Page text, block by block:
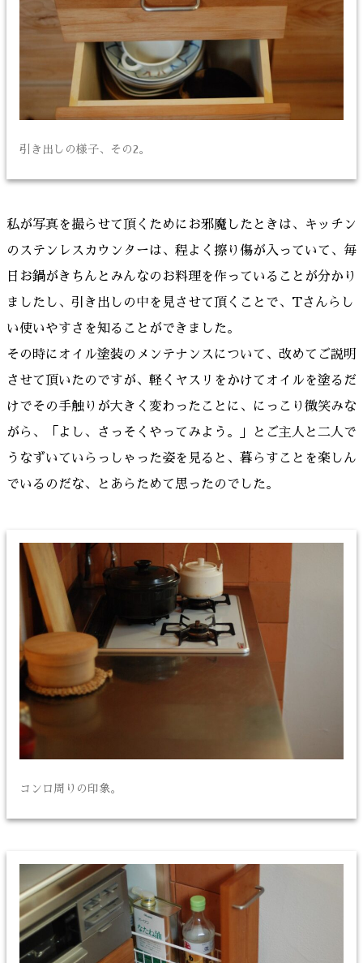
引き出しの様子、その2。
私が写真を撮らせて頂くためにお邪魔したときは、キッチン
のステンレスカウンターは、程よく擦り傷が入っていて、毎
日お鍋がきちんとみんなのお料理を作っていることが分かり
ましたし、引き出しの中を見させて頂くことで、Tさんらし
い使いやすさを知ることができました。
その時にオイル塗装のメンテナンスについて、改めてご説明
させて頂いたのですが、軽くヤスリをかけてオイルを塗るだ
けでその手触りが大きく変わったことに、にっこり微笑みな
がら、「よし、さっそくやってみよう。」とご主人と二人で
うなずいていらっしゃった姿を見ると、暮らすことを楽しん
でいるのだな、とあらためて思ったのでした。
コンロ周りの印象。